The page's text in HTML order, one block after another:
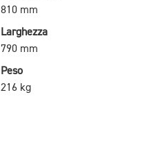
810 mm
Larghezza
790 mm
Peso
216 kg